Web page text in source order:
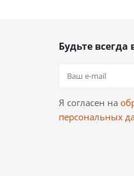
Будьте всегда
Я согласен на
персональных